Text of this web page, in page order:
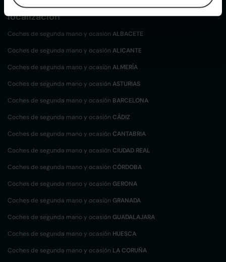
Coches desegunda mano y ocasión por
localización
Coches de segunda mano y ocasión ALBACETE
Coches de segunda mano y ocasión ALICANTE
Coches de segunda mano y ocasión ALMERÍA
Coches de segunda mano y ocasión ASTURIAS
Coches de segunda mano y ocasión BARCELONA
Coches de segunda mano y ocasión CÁDIZ
Coches de segunda mano y ocasión CANTABRIA
Coches de segunda mano y ocasión CIUDAD REAL
Coches de segunda mano y ocasión CÓRDOBA
Coches de segunda mano y ocasión GERONA
Coches de segunda mano y ocasión GRANADA
Coches de segunda mano y ocasión GUADALAJARA
Coches de segunda mano y ocasión HUESCA
Coches de segunda mano y ocasión LA CORUÑA